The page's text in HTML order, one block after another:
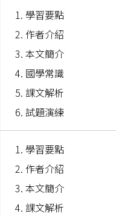
學習要點
作者介紹
本文簡介
國學常識
課文解析
試題演練
學習要點
作者介紹
本文簡介
課文解析